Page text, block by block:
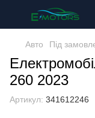
Авто Під
260 2023
Артикул: 341612246